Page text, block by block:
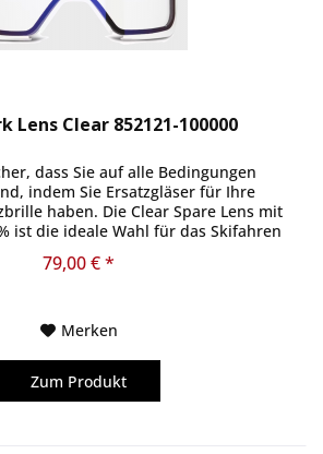
Lens Clear 852121-100000
dass Sie auf alle Bedingungen
indem Sie Ersatzgläser für Ihre
haben. Die Clear Spare Lens mit
ist die ideale Wahl für das Skifahren
79,00 € *
Merken
Zum Produkt